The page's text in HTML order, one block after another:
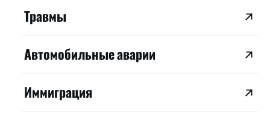
Травмы
Автомобильные аварии
Иммиграция